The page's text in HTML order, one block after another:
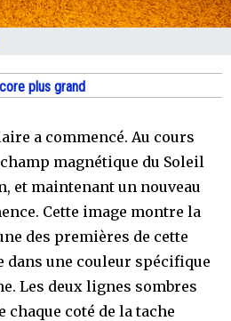
plus grand
a commencé. Au cours
magnétique du Soleil
et maintenant un nouveau
Cette image montre la
des premières de cette
dans une couleur spécifique
Les deux lignes sombres
chaque coté de la tache